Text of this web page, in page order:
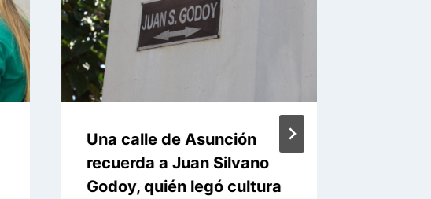
Una calle de Asunción
recuerda a Juan Silvano
Godoy, quién legó cultura